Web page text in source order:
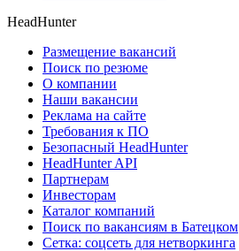
HeadHunter
Размещение вакансий
Поиск по резюме
О компании
Наши вакансии
Реклама на сайте
Требования к ПО
Безопасный HeadHunter
HeadHunter API
Партнерам
Инвесторам
Каталог компаний
Поиск по вакансиям в Батецком
Сетка: соцсеть для нетворкинга